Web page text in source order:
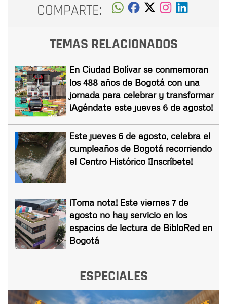
COMPARTE:
TEMAS RELACIONADOS
En Ciudad Bolívar se conmemoran
los 488 años de Bogotá con una
jornada para celebrar y transformar
¡Agéndate este jueves 6 de agosto!
Este jueves 6 de agosto, celebra el
cumpleaños de Bogotá recorriendo
el Centro Histórico ¡Inscríbete!
¡Toma nota! Este viernes 7 de
agosto no hay servicio en los
espacios de lectura de BibloRed en
Bogotá
ESPECIALES